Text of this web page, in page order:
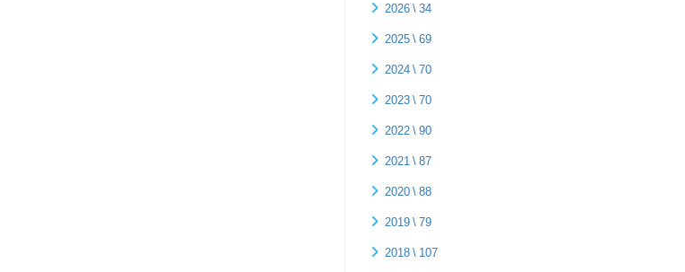
2026 \ 34
2025 \ 69
2024 \ 70
2023 \ 70
2022 \ 90
2021 \ 87
2020 \ 88
2019 \ 79
2018 \ 107